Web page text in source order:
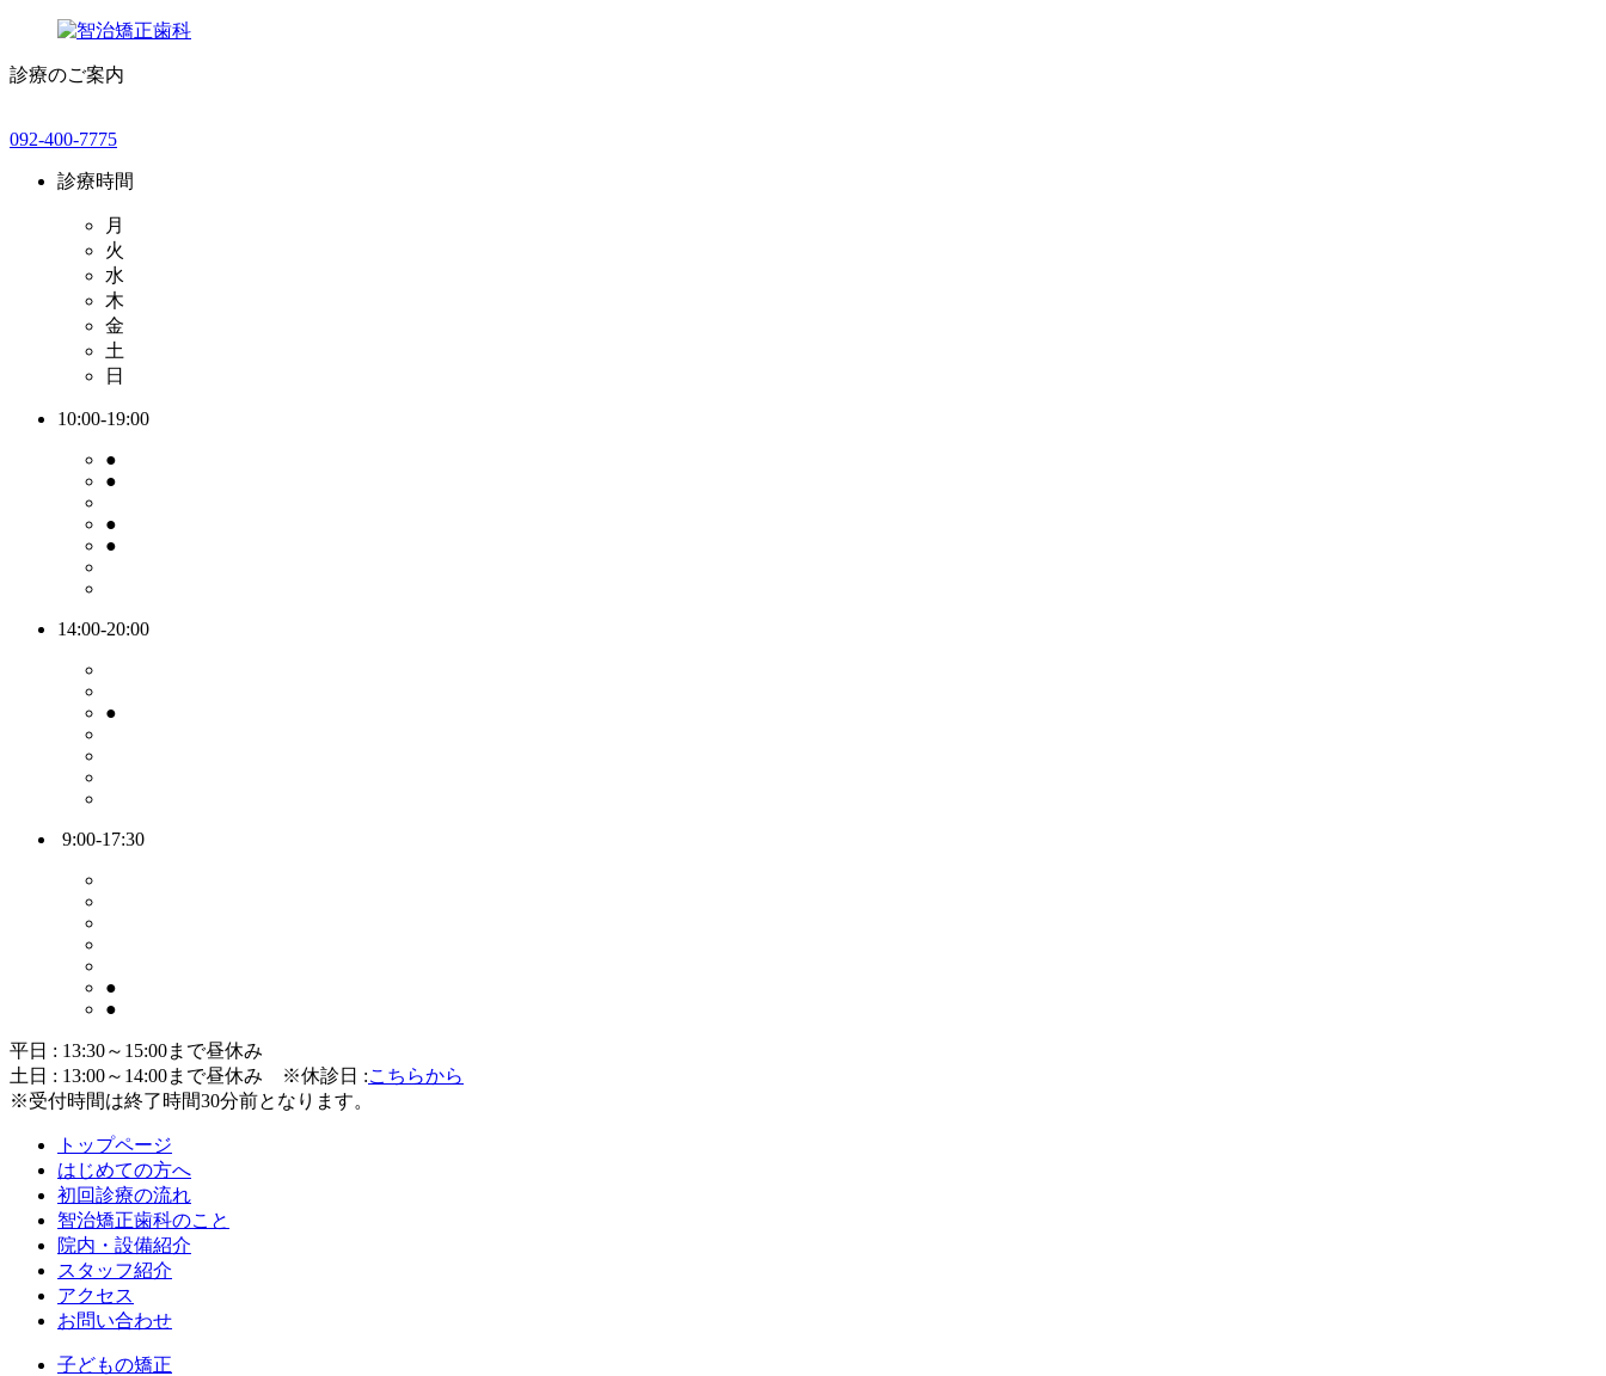
診療のご案内
092-400-7775
診療時間
月
火
水
木
金
土
日
10:00-19:00
●
●
●
●
14:00-20:00
●
9:00-17:30
●
●
平日 : 13:30～15:00まで昼休み
土日 : 13:00～14:00まで昼休み
※休診日 :こちらから
※受付時間は終了時間30分前となります。
トップページ
はじめての方へ
初回診療の流れ
智治矯正歯科のこと
院内・設備紹介
スタッフ紹介
アクセス
お問い合わせ
子どもの矯正